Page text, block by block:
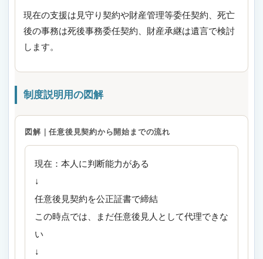
現在の支援は見守り契約や財産管理等委任契約、死亡
後の事務は死後事務委任契約、財産承継は遺言で検討
します。
制度説明用の図解
図解｜任意後見契約から開始までの流れ
現在：本人に判断能力がある
↓
任意後見契約を公正証書で締結
この時点では、まだ任意後見人として代理できな
い
↓